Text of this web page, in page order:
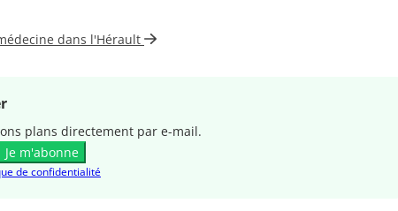
dans l'Hérault
plans directement par e-mail.
Je m'abonne
de confidentialité